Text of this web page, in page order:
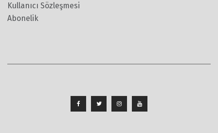
Kullanıcı Sözleşmesi
Abonelik